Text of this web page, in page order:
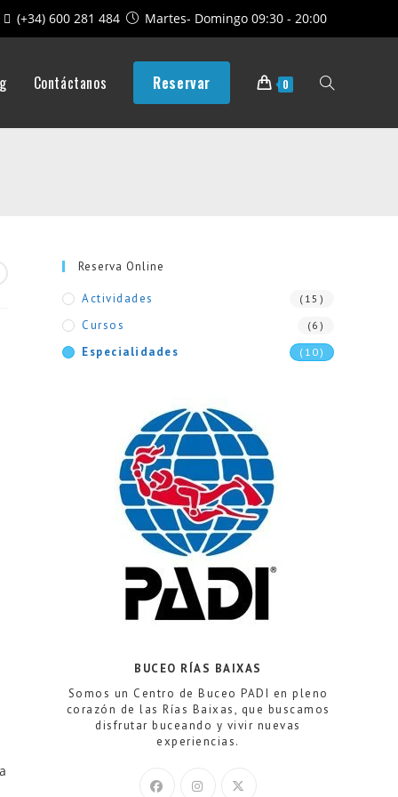
(+34) 600 281 484 Martes- Domingo 09:30 - 20:00
Contáctanos Reservar 0 Alternar
la
Reserva Online
Actividades (15)
Cursos (6)
Especialidades (10)
BUCEO RÍAS BAIXAS
Somos un Centro de Buceo PADI en pleno
corazón de las Rías Baixas, que buscamos
disfrutar buceando y vivir nuevas
experiencias.